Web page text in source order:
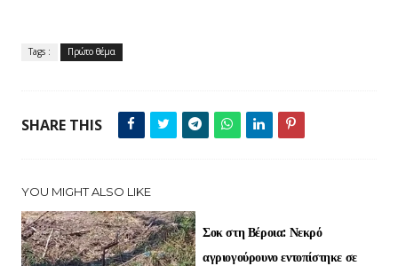
Tags : Πρώτο θέμα
SHARE THIS
YOU MIGHT ALSO LIKE
Σοκ στη Βέροια: Νεκρό
αγριογούρουνο εντοπίστηκε σε